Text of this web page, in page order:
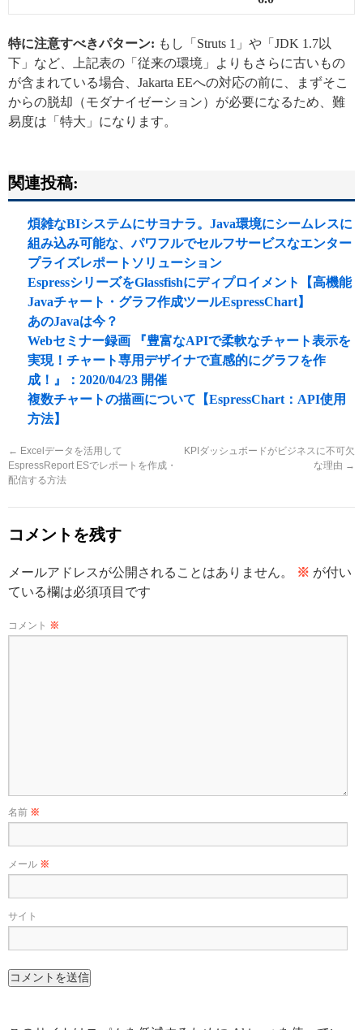
特に注意すべきパターン: もし「Struts 1」や「JDK 1.7以
下」など、上記表の「従来の環境」よりもさらに古いもの
が含まれている場合、Jakarta EEへの対応の前に、まずそこ
からの脱却（モダナイゼーション）が必要になるため、難
易度は「特大」になります。
関連投稿:
煩雑なBIシステムにサヨナラ。Java環境にシームレスに
組み込み可能な、パワフルでセルフサービスなエンター
プライズレポートソリューション
EspressシリーズをGlassfishにディプロイメント【高機能
Javaチャート・グラフ作成ツールEspressChart】
あのJavaは今？
Webセミナー録画 『豊富なAPIで柔軟なチャート表示を
実現！チャート専用デザイナで直感的にグラフを作
成！』：2020/04/23 開催
複数チャートの描画について【EspressChart：API使用
方法】
← Excelデータを活用して
EspressReport ESでレポートを作成・
配信する方法
KPIダッシュボードがビジネスに不可欠
な理由 →
コメントを残す
メールアドレスが公開されることはありません。 ※ が付い
ている欄は必須項目です
コメント ※
名前 ※
メール ※
サイト